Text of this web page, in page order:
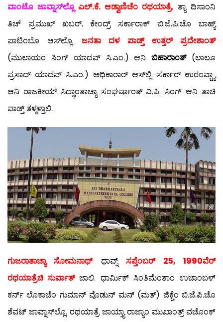
ವಾಂಟೊ ಜಾವ್ನಾಸ್‍ಲ್ಲೊ ಎಲ್.ಕೆ. ಆಡ್ವಾಣಿಚೆಂ ರಥಯಾತ್ರೆ. ತ್ಯಾ ದಿಸಾಂನಿ
ತಿಚ್ ಪ್ರಮುಖ್ ಖಬರ್. ಕೇಂದ್ರ್ ಸರ್ಕಾರಾಕ್ ಬಿ.ಜೆ.ಪಿ.ಚೊ ಬಾಹ್ಯ್
ಪಾಟಿಂಬೊ ಆಸ್‍ಲ್ಲೊ. ಜನತಾ ದಳ
ಪಾಡ್ತ್ ಉತ್ತರ್ ಪ್ರದೇಶಾಂತ್
(ಮುಲಾಯಂ ಸಿಂಗ್ ಯಾದವ್ ಸಿ.ಎಂ.) ಆನಿಬಿಹಾರಾಂತ್(ಲಾಲೂ
ಪ್ರಸಾದ್ ಯಾದವ್ ಸಿ.ಎಂ.) ಅಧಿಕಾರಾರ್ ಆಸ್‍ಲ್ಲಿ. ಸರ್ಕಾರ್ ಉರಂವ್ಚ್ಯಾ
ಆನಿ ರಾಜಕೀಯ್ ಸಿದ್ಧಾಂತಾಚ್ಯಾ ಸಂಘರ್ಷಾಂತ್ ವಿ.ಪಿ. ಸಿಂಗ್ ಆನಿ ತಾಚಿ
ಪಾಡ್ತ್ ತಳ್ಮಳ್ತಾಲಿ.
ಗುಜರಾತಾಚ್ಯಾ ಸೋಮನಾಥ್ಥಾವ್ನ್ಸಪ್ತೆಂಬರ್ 25, 1990ವೆರ್
ರಥಯಾತ್ರೆಚಿ ಸುರ್ವಾತ್ ಜಾಲಿ. ಧಾರ್ಮಿಕ್ ಸಿಂತಿಮೆಂತಾಂ ಉಚಾಂಬಳ್
ಕರ್ನ್ ಲೊಕಾಚೆಂ ಗುಮಾನ್ ವೊಡುನ್ ಮನ್ (ಮತ್) ಜಿಕ್ಚೆಂ ಬಿ.ಜೆ.ಪಿ.ಚೊ
ಶೆವಟ್ ಜಾವ್ನಾಸ್‍ಲ್ಲೊ. ರಥಯಾತ್ರೆ ಜಾಯ್ತ್ಯಾ ರಾಜ್ಯಾಂ ಮುಖಾಂತ್ರ್ ವಚೊಂಕ್